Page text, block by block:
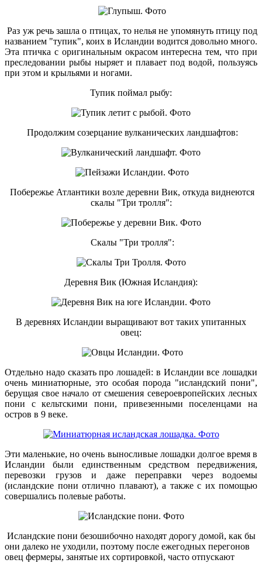
Раз уж речь зашла о птицах, то нелья не упомянуть птицу под
названием "тупик", коих в Исландии водится довольно много.
Эта птичка с оригинальным окрасом интересна тем, что при
преследовании рыбы ныряет и плавает под водой, пользуясь
при этом и крыльями и ногами.
Тупик поймал рыбу:
Продолжим созерцание вулканических ландшафтов:
Побережье Атлантики возле деревни Вик, откуда виднеются
скалы "Три тролля":
Скалы "Три тролля":
Деревня Вик (Южная Исландия):
В деревнях Исландии выращивают вот таких упитанных
овец:
Отдельно надо сказать про лошадей: в Исландии все лошадки
очень миниатюрные, это особая порода "исландский пони",
берущая свое начало от смешения североевропейских лесных
пони с кельтскими пони, привезенными поселенцами на
остров в 9 веке.
Эти маленькие, но очень выносливые лошадки долгое время в
Исландии были единственным средством передвижения,
перевозки грузов и даже переправки через водоемы
(исландские пони отлично плавают), а также с их помощью
совершались полевые работы.
Исландские пони безошибочно находят дорогу домой, как бы
они далеко не уходили, поэтому после ежегодных перегонов
овец фермеры, занятые их сортировкой, часто отпускают